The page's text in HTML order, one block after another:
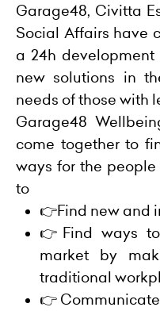
Garage48, Civitta
Social Affairs have
a 24h
new solutions in
needs of those with
Garage48
come together to
ways for the
to
👉Find new and
👉Find ways
market by
traditional